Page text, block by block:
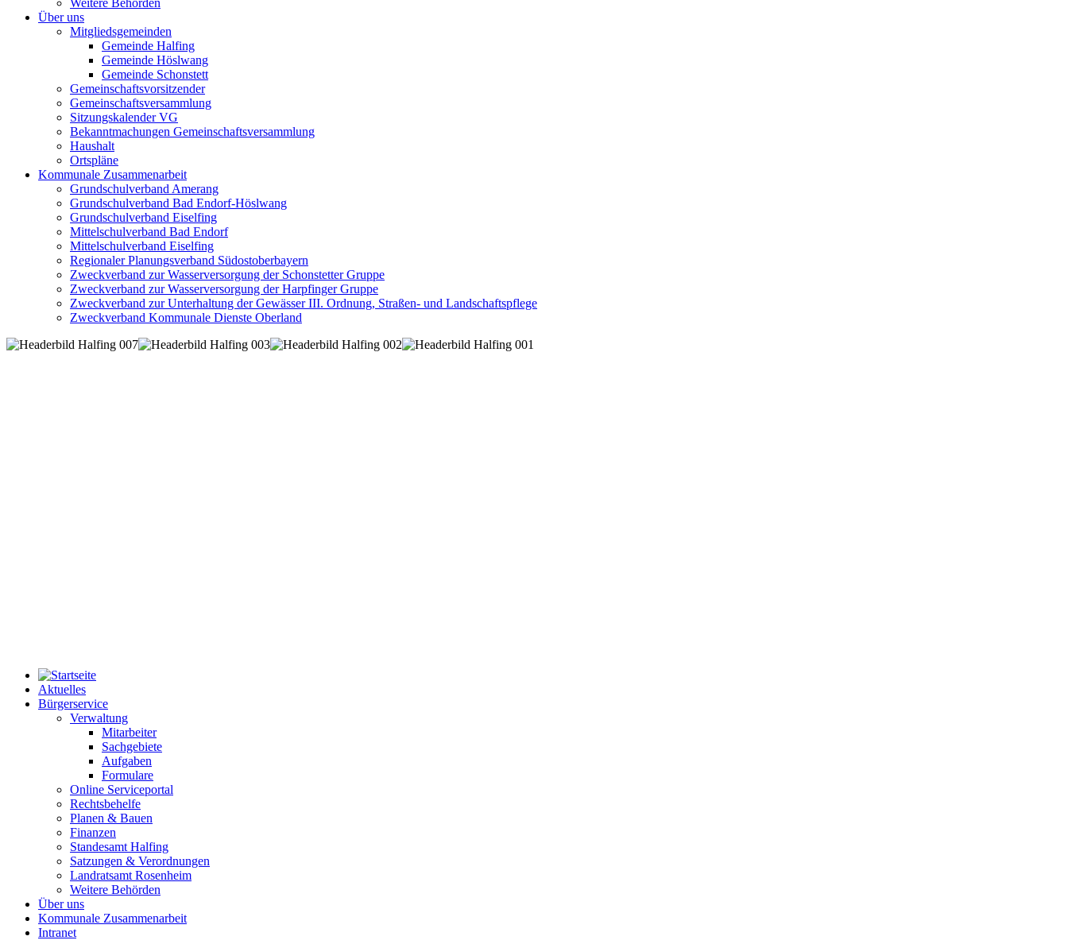
Weitere Behörden
Über uns
Mitgliedsgemeinden
Gemeinde Halfing
Gemeinde Höslwang
Gemeinde Schonstett
Gemeinschaftsvorsitzender
Gemeinschaftsversammlung
Sitzungskalender VG
Bekanntmachungen Gemeinschaftsversammlung
Haushalt
Ortspläne
Kommunale Zusammenarbeit
Grundschulverband Amerang
Grundschulverband Bad Endorf-Höslwang
Grundschulverband Eiselfing
Mittelschulverband Bad Endorf
Mittelschulverband Eiselfing
Regionaler Planungsverband Südostoberbayern
Zweckverband zur Wasserversorgung der Schonstetter Gruppe
Zweckverband zur Wasserversorgung der Harpfinger Gruppe
Zweckverband zur Unterhaltung der Gewässer III. Ordnung, Straßen- und Landschaftspflege
Zweckverband Kommunale Dienste Oberland
Aktuelles
Bürgerservice
Verwaltung
Mitarbeiter
Sachgebiete
Aufgaben
Formulare
Online Serviceportal
Rechtsbehelfe
Planen & Bauen
Finanzen
Standesamt Halfing
Satzungen & Verordnungen
Landratsamt Rosenheim
Weitere Behörden
Über uns
Kommunale Zusammenarbeit
Intranet